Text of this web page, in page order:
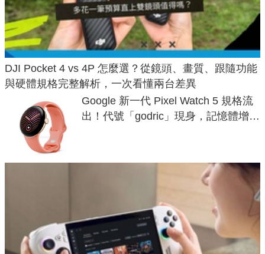
DJI Pocket 4 vs 4P 怎麼選？從鏡頭、畫質、跟隨功能
與硬體規格完整解析，一次看懂兩台差異
Google 新一代 Pixel Watch 5 規格流
出！代號「godric」現身，記憶體增強